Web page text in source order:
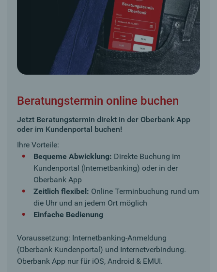
Beratungstermin online buchen
Jetzt Beratungstermin direkt in der Oberbank App
oder im Kundenportal buchen!
Ihre Vorteile:
Bequeme Abwicklung: Direkte Buchung im
Kundenportal (Internetbanking) oder in der
Oberbank App
Zeitlich flexibel: Online Terminbuchung rund um
die Uhr und an jedem Ort möglich
Einfache Bedienung
Voraussetzung: Internetbanking-Anmeldung
(Oberbank Kundenportal) und Internetverbindung.
Oberbank App nur für iOS, Android & EMUI.